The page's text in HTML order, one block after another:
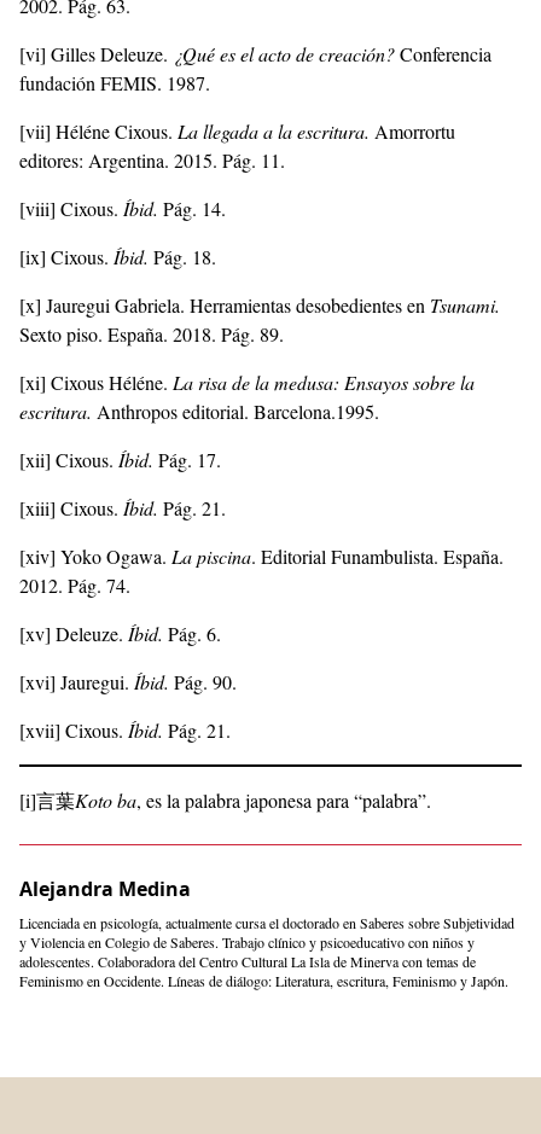
2002. Pág. 63.
[vi] Gilles Deleuze. ¿Qué es el acto de creación?Conferencia
fundación FEMIS. 1987.
[vii] Héléne Cixous. La llegada a la escritura. Amorrortu
editores: Argentina. 2015. Pág. 11.
[viii] Cixous. Íbid. Pág. 14.
[ix] Cixous. Íbid. Pág. 18.
[x] Jauregui Gabriela. Herramientas desobedientes en Tsunami.
Sexto piso. España. 2018. Pág. 89.
[xi] Cixous Héléne. La risa de la medusa: Ensayos sobre la
escritura. Anthropos editorial. Barcelona.1995.
[xii] Cixous. Íbid. Pág. 17.
[xiii] Cixous. Íbid. Pág. 21.
[xiv] Yoko Ogawa. La piscina. Editorial Funambulista. España.
2012. Pág. 74.
[xv] Deleuze. Íbid. Pág. 6.
[xvi] Jauregui. Íbid. Pág. 90.
[xvii] Cixous. Íbid. Pág. 21.
[i]言葉Koto ba, es la palabra japonesa para “palabra”.
Alejandra Medina
Licenciada en psicología, actualmente cursa el doctorado en Saberes sobre Subjetividad
y Violencia en Colegio de Saberes. Trabajo clínico y psicoeducativo con niños y
adolescentes. Colaboradora del Centro Cultural La Isla de Minerva con temas de
Feminismo en Occidente. Líneas de diálogo: Literatura, escritura, Feminismo y Japón.